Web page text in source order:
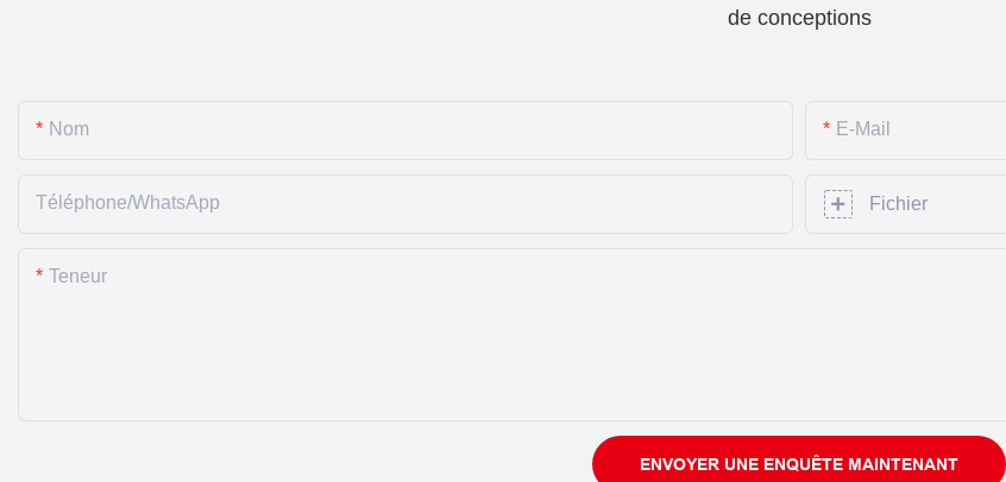
de conceptions
Nom E-Mail
Téléphone/WhatsApp Fichier
Teneur
ENVOYER UNE ENQUÊTE MAINTENANT